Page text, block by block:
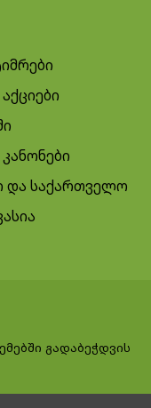
და საქართველო
გადაბეჭდვის